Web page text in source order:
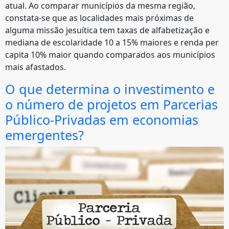
atual. Ao comparar municípios da mesma região,
constata-se que as localidades mais próximas de
alguma missão jesuítica tem taxas de alfabetização e
mediana de escolaridade 10 a 15% maiores e renda per
capita 10% maior quando comparados aos municípios
mais afastados.
O que determina o investimento e
o número de projetos em Parcerias
Público-Privadas em economias
emergentes?